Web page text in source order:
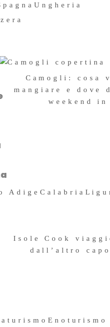
Ungheria
Camogli: cosa
mangiare e dove
weekend
Adige Calabria
Isole Cook
dall’altro
Enoturismo